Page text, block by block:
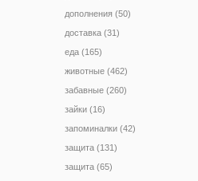
дополнения (50)
доставка (31)
еда (165)
животные (462)
забавные (260)
зайки (16)
запоминалки (42)
защита (131)
защита (65)